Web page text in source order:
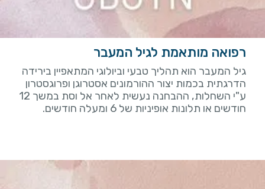
רפואה מותאמת לגיל המעבר
גיל המעבר הוא תהליך טבעי וביולוגי המתאפיין בירידה
הדרגתית בכמות יצור ההורמונים אסטרוגן ופרוגסטרון
ע"י השחלות, ההבחנה נעשית לאחר אל וסת במשך 12
חודשים או תלונות אופיניות של 6 ומעלה חודשים.